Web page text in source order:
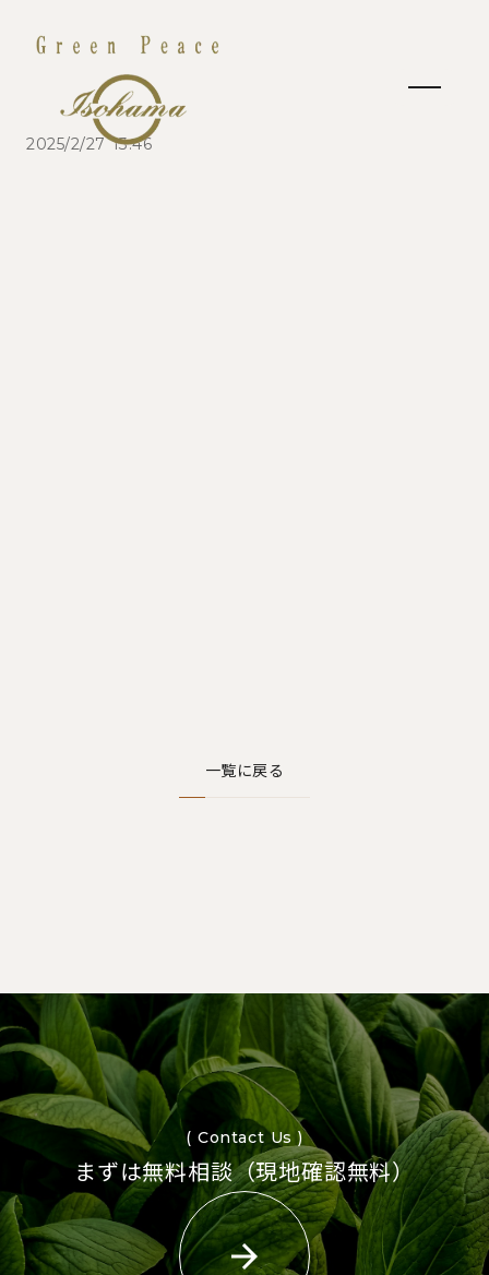
2025/2/27 13:46
一覧に戻る
( Contact Us )
まずは無料相談（現地確認無料）
arrow_forward